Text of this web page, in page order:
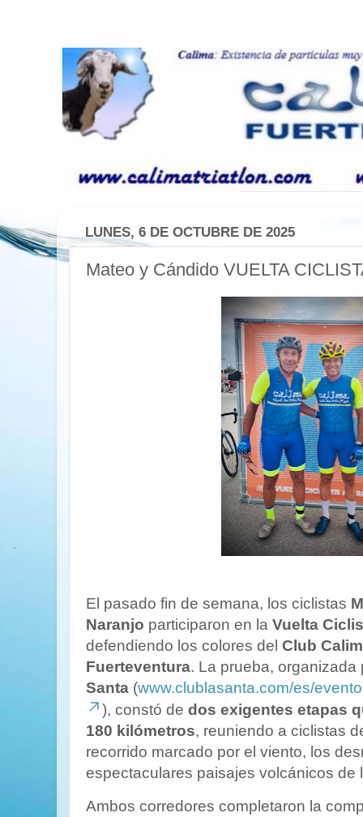
LUNES, 6 DE OCTUBRE DE 2025
Mateo y Cándido VUELTA
El pasado fin de semana, los ciclistas
Naranjo participaron en la Vuelta
defendiendo los colores del Club
Fuerteventura. La prueba,
Santa (www.clublasanta.com/es/
), constó de dos exigentes etapas
180 kilómetros, reuniendo a ciclistas
recorrido marcado por el viento, los
espectaculares paisajes volcánicos de
Ambos corredores completaron la